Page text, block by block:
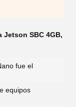
Jetson SBC 4GB,
fue el
equipos